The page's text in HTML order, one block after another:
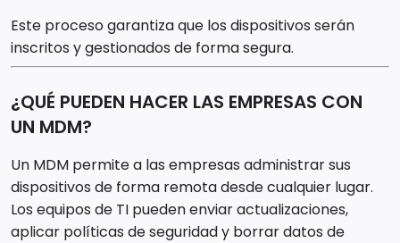
Este proceso garantiza que los dispositivos serán
inscritos y gestionados de forma segura.
¿QUÉ PUEDEN HACER LAS EMPRESAS CON
UN MDM?
Un MDM permite a las empresas administrar sus
dispositivos de forma remota desde cualquier lugar.
Los equipos de TI pueden enviar actualizaciones,
aplicar políticas de seguridad y borrar datos de